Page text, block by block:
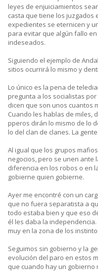
leyes de enjuiciamientos
casta que tiene los juzgados
expedientes se eternicen y
para evitar que algún fallo
indeseados.
Siguiendo el ejemplo de
sitios ocurrirá lo mismo y
Lo único es la pena de
pregunta a los socialistas
dicen que son unos cuantos
Cuando les hablas de miles,
pperos dirán lo mismo de lo
lo del clan de clanes. La
Al igual que los grupos
negocios, pero se unen ante
diferencia en los robos o en
gobierne quien gobierne.
Ayer me encontré con un
que no fuera separatista a
todo estaba bien y que eso
él les daba la
muy en la zona de los
Seguimos sin gobierno y la
evolución del paro en estos
que cuando hay un